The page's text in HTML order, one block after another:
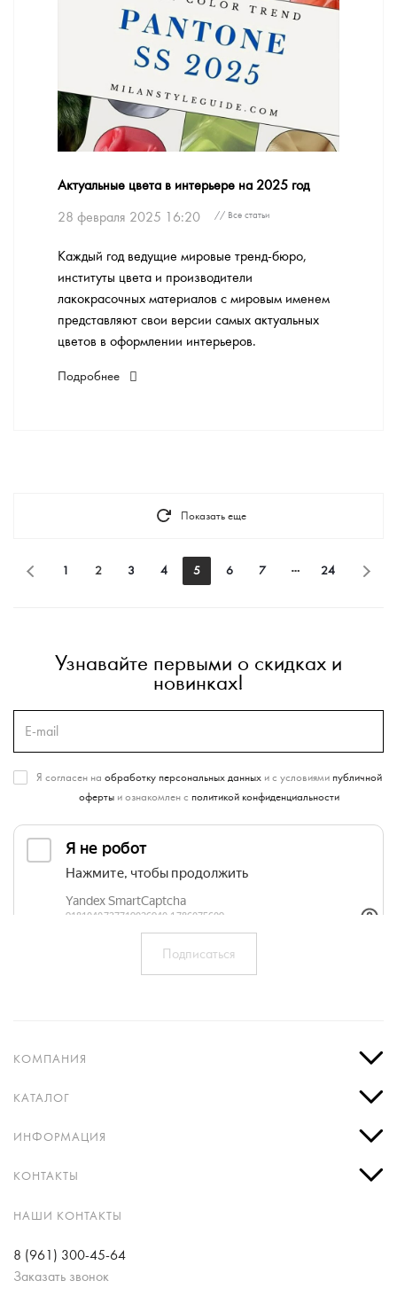
Актуальные цвета в интерьере на 2025 год
28 февраля 2025 16:20
// Все статьи
Каждый год ведущие мировые тренд-бюро,
институты цвета и производители
лакокрасочных материалов с мировым именем
представляют свои версии самых актуальных
цветов в оформлении интерьеров.
Подробнее
Показать еще
1 2 3 4 5 6 7 24
Узнавайте первыми о скидках и
новинках!
Я согласен на обработку персональных данныхи с условиями публичной
офертыи ознакомлен с политикой конфиденциальности
КОМПАНИЯ
КАТАЛОГ
ИНФОРМАЦИЯ
КОНТАКТЫ
НАШИ КОНТАКТЫ
8 (961) 300-45-64
Заказать звонок